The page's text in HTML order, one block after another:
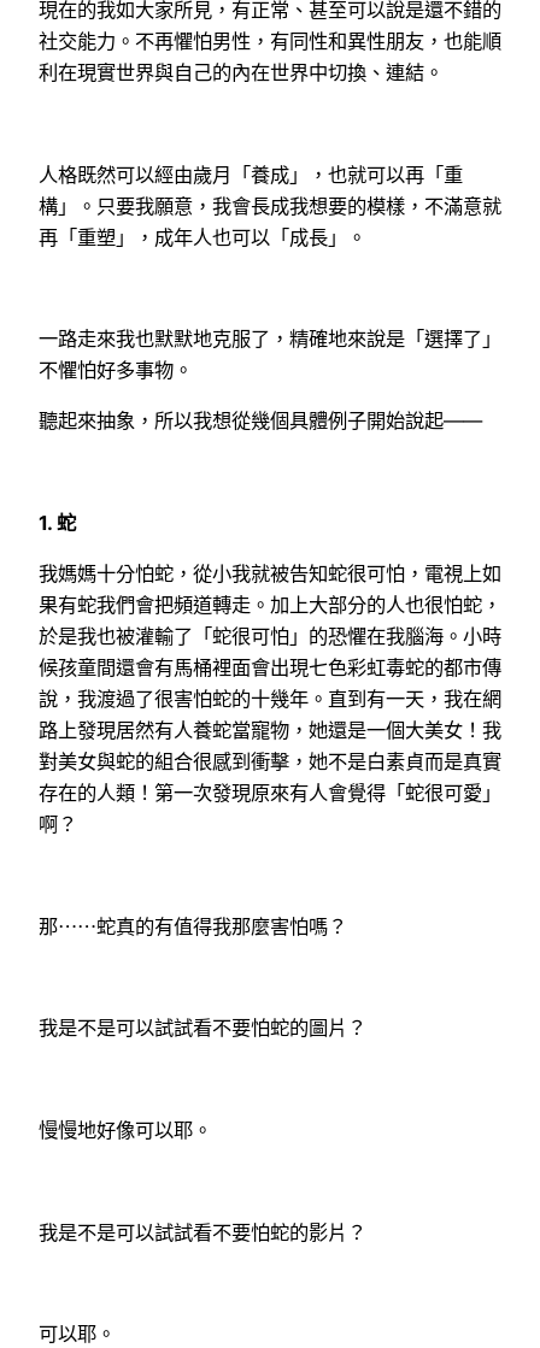
現在的我如大家所見，有正常、甚至可以說是還不錯的
社交能力。不再懼怕男性，有同性和異性朋友，也能順
利在現實世界與自己的內在世界中切換、連結。
人格既然可以經由歲月「養成」，也就可以再「重
構」。只要我願意，我會長成我想要的模樣，不滿意就
再「重塑」，成年人也可以「成長」。
一路走來我也默默地克服了，精確地來說是「選擇了」
不懼怕好多事物。
聽起來抽象，所以我想從幾個具體例子開始說起——
1. 蛇
我媽媽十分怕蛇，從小我就被告知蛇很可怕，電視上如
果有蛇我們會把頻道轉走。加上大部分的人也很怕蛇，
於是我也被灌輸了「蛇很可怕」的恐懼在我腦海。小時
候孩童間還會有馬桶裡面會出現七色彩虹毒蛇的都市傳
說，我渡過了很害怕蛇的十幾年。直到有一天，我在網
路上發現居然有人養蛇當寵物，她還是一個大美女！我
對美女與蛇的組合很感到衝擊，她不是白素貞而是真實
存在的人類！第一次發現原來有人會覺得「蛇很可愛」
啊？
那⋯⋯蛇真的有值得我那麼害怕嗎？
我是不是可以試試看不要怕蛇的圖片？
慢慢地好像可以耶。
我是不是可以試試看不要怕蛇的影片？
可以耶。